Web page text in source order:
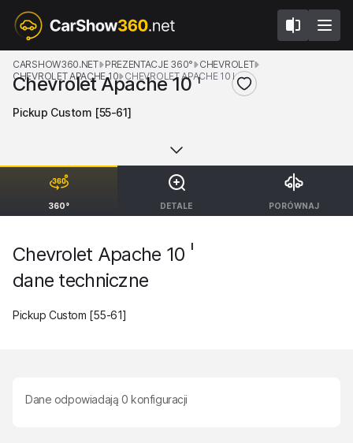
360° DETALE PORÓWNAJ
CARSHOW360.NET PREZENTACJE 360°
CHEVROLET
CHEVROLET APACHE 10 CHEVROLET APACHE 10 I
Chevrolet Apache 10 I
Pickup Custom [55-61]
Chevrolet Apache 10 I
dane techniczne
Pickup Custom [55-61]
Dane odpowiadają 0 konfiguracji